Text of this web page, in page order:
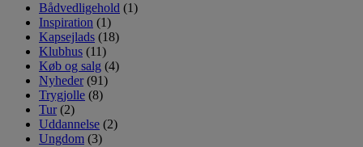
Bådvedligehold (1)
Inspiration (1)
Kapsejlads (18)
Klubhus (11)
Køb og salg (4)
Nyheder (91)
Trygjolle (8)
Tur (2)
Uddannelse (2)
Ungdom (3)